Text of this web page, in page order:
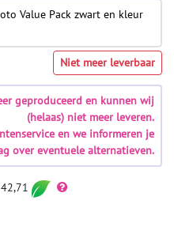
Value Pack zwart en kleur
Niet meer leverbaar
geproduceerd en kunnen wij
(helaas) niet meer leveren.
en we informeren je
over eventuele alternatieven.